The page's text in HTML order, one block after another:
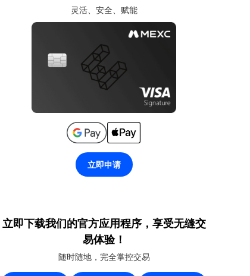
灵活、安全、赋能
立即申请
立即下载我们的官方应用程序，享受无缝交
易体验！
随时随地，完全掌控交易